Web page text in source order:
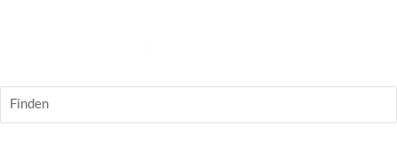
Finden